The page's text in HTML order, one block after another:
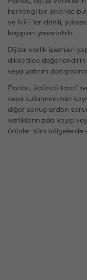
herhangi bir öneride
ve NFT'ler dahil),
kayıpları yaşanabilir.
Dijital varlık işlemleri
dikkatlice
veya yatırım
Paribu, üçüncü taraf
veya kullanımından
diğer sonuçlardan
varlıklarınızda kayıp
ürünler tüm bölgelerde